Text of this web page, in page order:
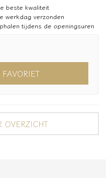
beste kwaliteit
werkdag verzonden
tijdens de openingsuren
OVERZICHT